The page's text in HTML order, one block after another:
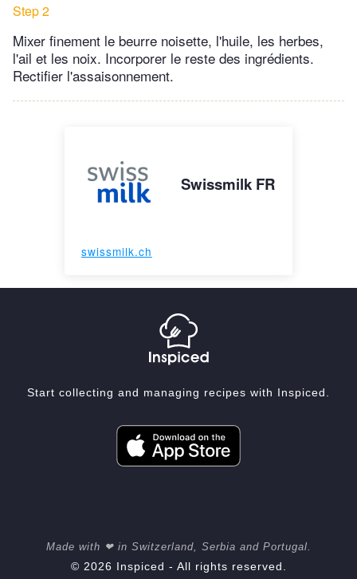
Step 2
Mixer finement le beurre noisette, l'huile, les herbes,
l'ail et les noix. Incorporer le reste des ingrédients.
Rectifier l'assaisonnement.
Swissmilk FR
swissmilk.ch
Start collecting and managing recipes with Inspiced.
Made with ❤ in Switzerland, Serbia and Portugal.
© 2026 Inspiced - All rights reserved.